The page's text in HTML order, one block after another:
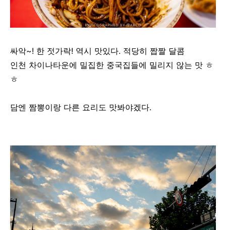
싸악~! 한 젓가락! 역시 맛있다. 적당히 짭짤 달콤
인천 차이나타운에 밀집한 중국집들에 밀리지 않는 맛 ㅎ
ㅎ
담엔 짬뽕이랑 다른 요리도 맛봐야겠다.